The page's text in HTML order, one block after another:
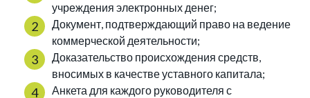
учреждения электронных денег;
Документ, подтверждающий право на ведение
коммерческой деятельности;
Доказательство происхождения средств,
вносимых в качестве уставного капитала;
Анкета для каждого руководителя с